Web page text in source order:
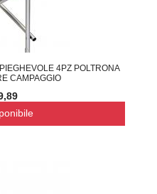
4PZ POLTRONA
CAMPAGGIO